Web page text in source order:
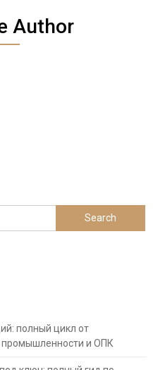
Author
полный цикл от
и ОПК